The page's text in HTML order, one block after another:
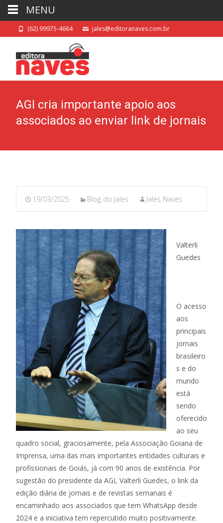
(62) 99975-4664 jales@editoranaves.com.br
AGI cria importante apoio aos
associados ao enviar link de jornais
19/03/2025 Blog do Jales Jales Naves
Valterli
Guedes
O acesso
aos
principais
jornais
brasileiro
s e do
mundo
está
sendo
oferecido
ao seu
quadro social, graciosamente, pela Associação Goiana de
Imprensa, uma das mais importantes entidades culturais e
profissionais de Goiás, já com 90 anos de existência. Por
sugestão do presidente da AGI, Valterli Guedes, o link da
edição diária de jornais e de revistas semanais é
encaminhado aos associados que tem WhatsApp desde
2024 e a iniciativa tem repercutido muito positivamente.
MENU